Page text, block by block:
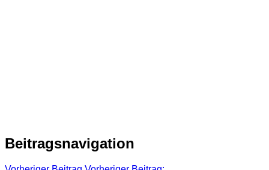
Beitragsnavigation